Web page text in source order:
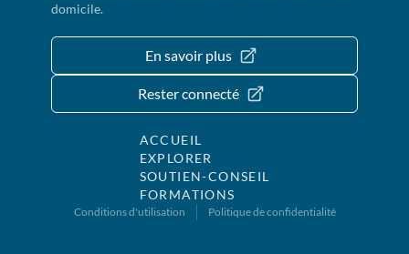
domicile.
En savoir plus
Rester connecté
ACCUEIL
EXPLORER
SOUTIEN-CONSEIL
FORMATIONS
Conditions d'utilisation Politique de confidentialité